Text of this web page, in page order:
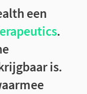
een
.
is.